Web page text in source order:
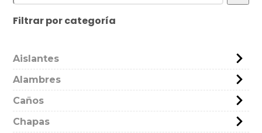
Filtrar por categoría
Aislantes
Alambres
Caños
Chapas